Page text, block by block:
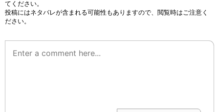
てください。
投稿にはネタバレが含まれる可能性もありますので、閲覧時はご注意く
ださい。